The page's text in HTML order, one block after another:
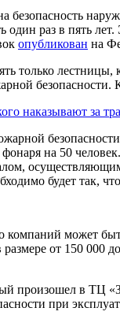
безопасность
один раз в пять
опубликован на
только
безопасности.
наказывают за
на 50
будет так,
компаний может
от 150 000
произошел в ТЦ
при